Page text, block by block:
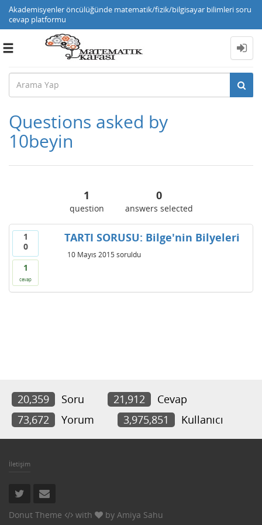
Akademisyenler öncülüğünde matematik/fizik/bilgisayar bilimleri soru
cevap platformu
Toggle
Questions asked by
10beyin
1
question
0
answers selected
1
0
1
cevap
TARTI SORUSU: Bilge'nin Bilyeleri
10 Mayıs 2015 soruldu
20,359 Soru 21,912
Cevap
73,672
Yorum 3,975,851 Kullanıcı
İletişim
Donut Theme with by Amiya Sahu